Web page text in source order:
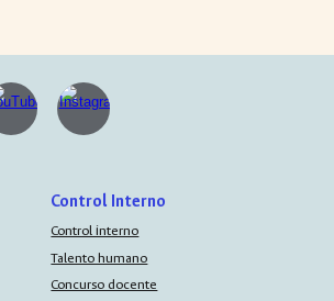
Control Interno
Control interno
Talento humano
Concurso docente